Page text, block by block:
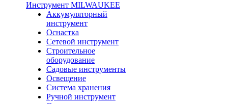
Инструмент MILWAUKEE
Аккумуляторный
инструмент
Оснастка
Сетевой инструмент
Строительное
оборудование
Садовые инструменты
Освещение
Система хранения
Ручной инструмент